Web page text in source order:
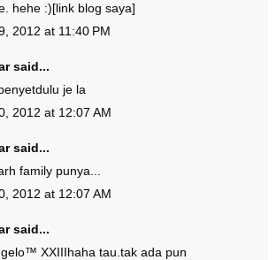
hehe :)[link blog saya]
2012 at 11:40 PM
said...
dulu je la
2012 at 12:07 AM
said...
family punya...
2012 at 12:07 AM
said...
XXIIIhaha tau.tak ada pun